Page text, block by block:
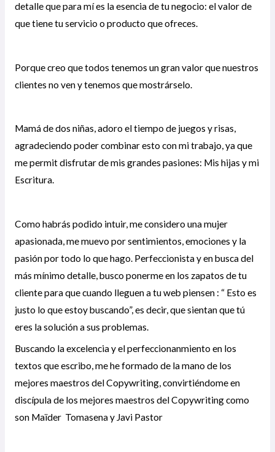
detalle que para mí es la esencia de tu negocio: el valor de
que tiene tu servicio o producto que ofreces.
Porque creo que todos tenemos un gran valor que nuestros
clientes no ven y tenemos que mostrárselo.
Mamá de dos niñas, adoro el tiempo de juegos y risas,
agradeciendo poder combinar esto con mi trabajo, ya que
me permit disfrutar de mis grandes pasiones: Mis hijas y mi
Escritura.
Como habrás podido intuir, me considero una mujer
apasionada, me muevo por sentimientos, emociones y la
pasión por todo lo que hago. Perfeccionista y en busca del
más mínimo detalle, busco ponerme en los zapatos de tu
cliente para que cuando lleguen a tu web piensen : “ Esto es
justo lo que estoy buscando”, es decir, que sientan que tú
eres la solución a sus problemas.
Buscando la excelencia y el perfeccionanmiento en los
textos que escribo, me he formado de la mano de los
mejores maestros del Copywriting, convirtiéndome en
discípula de los mejores maestros del Copywriting como
son Maïder Tomasena y Javi Pastor